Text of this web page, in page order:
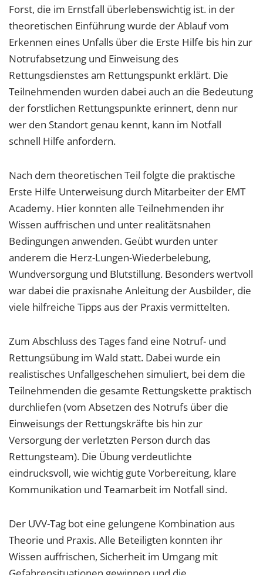
Forst, die im Ernstfall überlebenswichtig ist. in der
theoretischen Einführung wurde der Ablauf vom
Erkennen eines Unfalls über die Erste Hilfe bis hin zur
Notrufabsetzung und Einweisung des
Rettungsdienstes am Rettungspunkt erklärt. Die
Teilnehmenden wurden dabei auch an die Bedeutung
der forstlichen Rettungspunkte erinnert, denn nur
wer den Standort genau kennt, kann im Notfall
schnell Hilfe anfordern.
Nach dem theoretischen Teil folgte die praktische
Erste Hilfe Unterweisung durch Mitarbeiter der EMT
Academy. Hier konnten alle Teilnehmenden ihr
Wissen auffrischen und unter realitätsnahen
Bedingungen anwenden. Geübt wurden unter
anderem die Herz-Lungen-Wiederbelebung,
Wundversorgung und Blutstillung. Besonders wertvoll
war dabei die praxisnahe Anleitung der Ausbilder, die
viele hilfreiche Tipps aus der Praxis vermittelten.
Zum Abschluss des Tages fand eine Notruf- und
Rettungsübung im Wald statt. Dabei wurde ein
realistisches Unfallgeschehen simuliert, bei dem die
Teilnehmenden die gesamte Rettungskette praktisch
durchliefen (vom Absetzen des Notrufs über die
Einweisungs der Rettungskräfte bis hin zur
Versorgung der verletzten Person durch das
Rettungsteam). Die Übung verdeutlichte
eindrucksvoll, wie wichtig gute Vorbereitung, klare
Kommunikation und Teamarbeit im Notfall sind.
Der UVV-Tag bot eine gelungene Kombination aus
Theorie und Praxis. Alle Beteiligten konnten ihr
Wissen auffrischen, Sicherheit im Umgang mit